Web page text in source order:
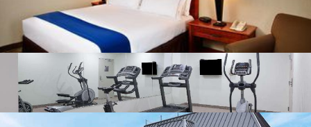
Holiday Inn Express North York
Toronto, Ontário, Canadá
Super 8 by Wyndham Downtown Toronto
Toronto, Ontário, Canadá